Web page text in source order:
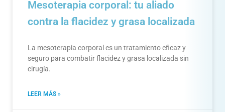
Mesoterapia corporal: tu aliado
contra la flacidez y grasa localizada
La mesoterapia corporal es un tratamiento eficaz y
seguro para combatir flacidez y grasa localizada sin
cirugía.
LEER MÁS »